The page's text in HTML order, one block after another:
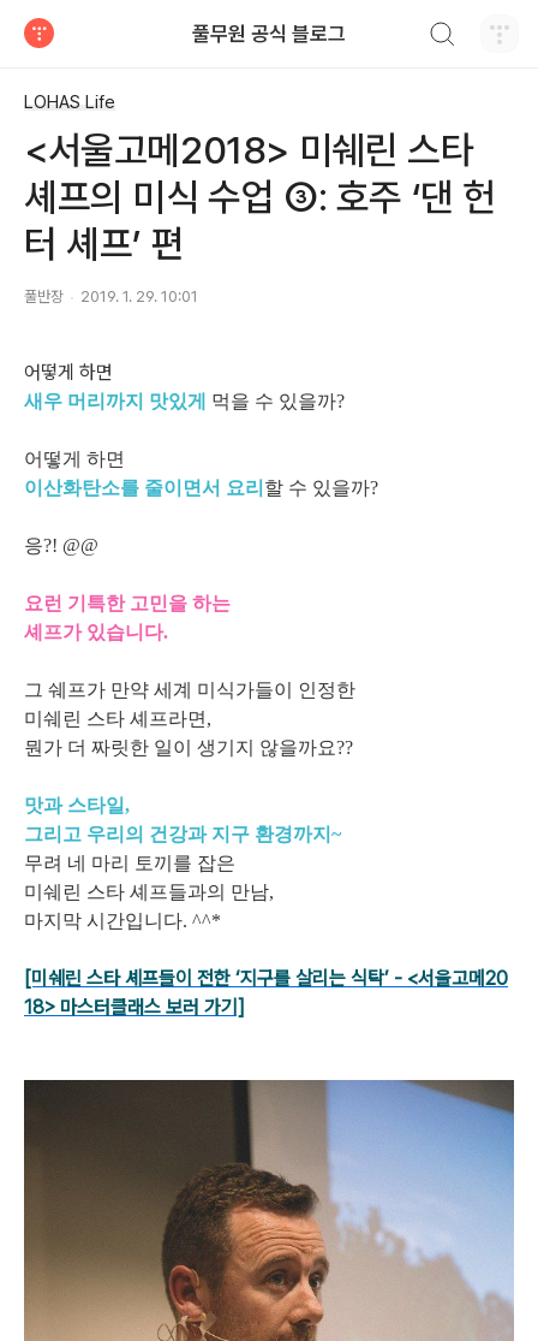
풀무원 공식 블로그
LOHAS Life
<서울고메2018> 미쉐린 스타
셰프의 미식 수업 ③: 호주 ‘댄 헌
터 셰프’ 편
풀반장 2019. 1. 29. 10:01
어떻게 하면
새우 머리까지 맛있게 먹을 수 있을까?
어떻게 하면
이산화탄소를 줄이면서 요리 할 수 있을까?
응?! @@
요런 기특한 고민을 하는
셰프가 있습니다.
그 쉐프가 만약 세계 미식가들이 인정한
미쉐린 스타 셰프라면,
뭔가 더 짜릿한 일이 생기지 않을까요??
맛과 스타일,
그리고 우리의 건강과 지구 환경까지~
무려 네 마리 토끼를 잡은
미쉐린 스타 셰프들과의 만남,
마지막 시간입니다. ^^*
[미쉐린 스타 셰프들이 전한 ‘지구를 살리는 식탁’ - <서울고메20
18> 마스터클래스 보러 가기]